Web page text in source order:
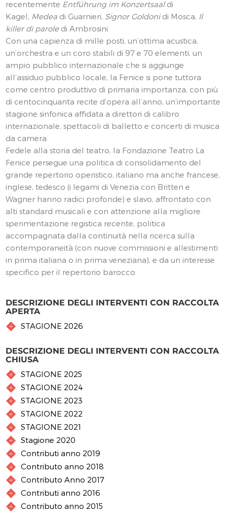
recentemente Entführung im Konzertsaaldi
Kagel, Medea di Guarnieri, Signor Goldonidi Mosca, Il
killer di paroledi Ambrosini.
Con una capienza di mille posti, un’ottima acustica,
un’orchestra e un coro stabili di 97 e 70 elementi, un
ampio pubblico internazionale che si aggiunge
all’assiduo pubblico locale, la Fenice si pone tuttora
come centro produttivo di primaria importanza, con più
di centocinquanta recite d’opera all’anno, un’importante
stagione sinfonica affidata a direttori di calibro
internazionale, spettacoli di balletto e concerti di musica
da camera.
Fedele alla storia del teatro, la Fondazione Teatro La
Fenice persegue una politica di consolidamento del
grande repertorio operistico, italiano ma anche francese,
inglese, tedesco (i legami di Venezia con Britten e
Wagner hanno radici profonde) e slavo, affrontato con
alti standard musicali e con attenzione alla migliore
sperimentazione registica recente, politica
accompagnata dalla continuità nella ricerca sulla
contemporaneità (con nuove commissioni e allestimenti
in prima italiana o in prima veneziana), e da un interesse
specifico per il repertorio barocco.
DESCRIZIONE DEGLI INTERVENTI CON RACCOLTA
APERTA
STAGIONE 2026
DESCRIZIONE DEGLI INTERVENTI CON RACCOLTA
CHIUSA
STAGIONE 2025
STAGIONE 2024
STAGIONE 2023
STAGIONE 2022
STAGIONE 2021
Stagione 2020
Contributi anno 2019
Contributo anno 2018
Contributo Anno 2017
Contributi anno 2016
Contributo anno 2015